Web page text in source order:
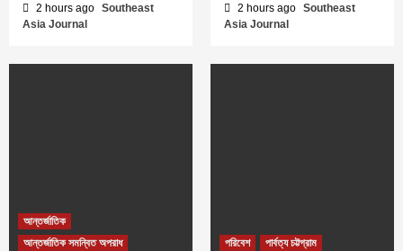
2 hours ago Southeast
Asia Journal
2 hours ago Southeast
Asia Journal
আন্তর্জাতিক
আন্তর্জাতিক সমন্বিত অপরাধ
পরিবেশ পার্বত্য চট্টগ্রাম